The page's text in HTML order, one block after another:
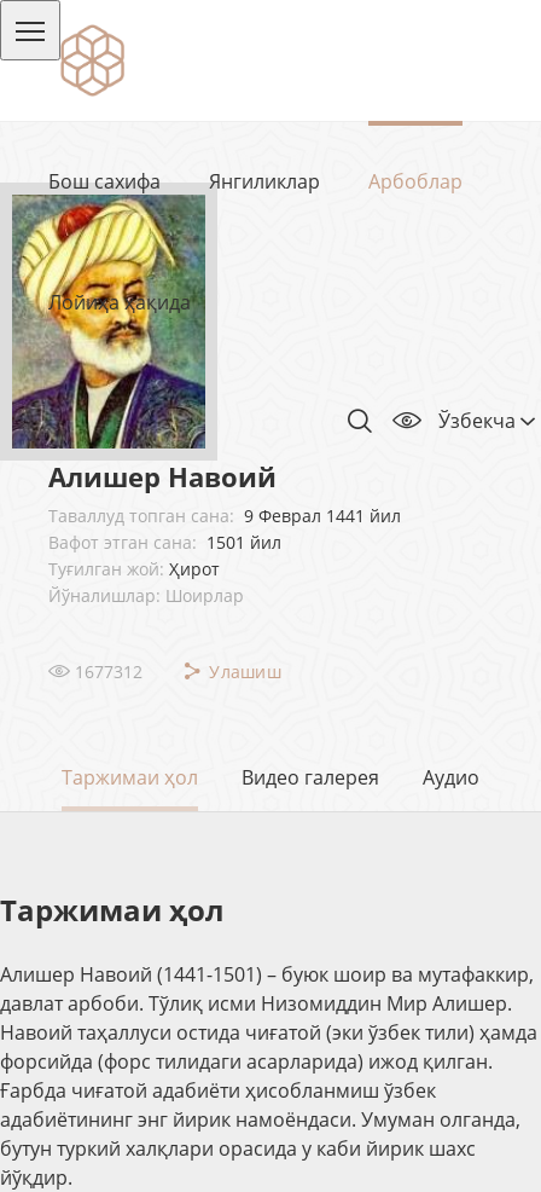
Бош сахифа Янгиликлар Арбоблар
Лойиҳа ҳақида
Ўзбекча
Алишер Навоий
Таваллуд топган сана: 9 Феврал 1441 йил
Вафот этган сана: 1501 йил
Туғилган жой: Ҳирот
Йўналишлар: Шоирлар
1677312 Улашиш
Таржимаи ҳол Видео галерея Аудио
Таржимаи ҳол
Алишер Навоий (1441-1501) – буюк шоир ва мутафаккир,
давлат арбоби. Тўлиқ исми Низомиддин Мир Алишер.
Навоий таҳаллуси остида чиғатой (эки ўзбек тили) ҳамда
форсийда (форс тилидаги асарларида) ижод қилган.
Ғарбда чиғатой адабиёти ҳисобланмиш ўзбек
адабиётининг энг йирик намоёндаcи. Умуман олганда,
бутун туркий халқлари орасида у каби йирик шахс
йўқдир.